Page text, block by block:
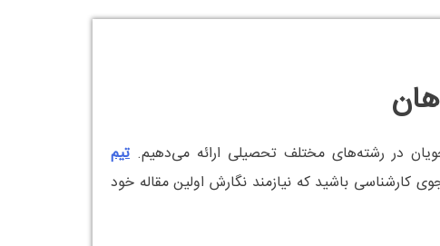
تیم
کارشناسی باشید که نیازمند نگارش اولین مقاله خود